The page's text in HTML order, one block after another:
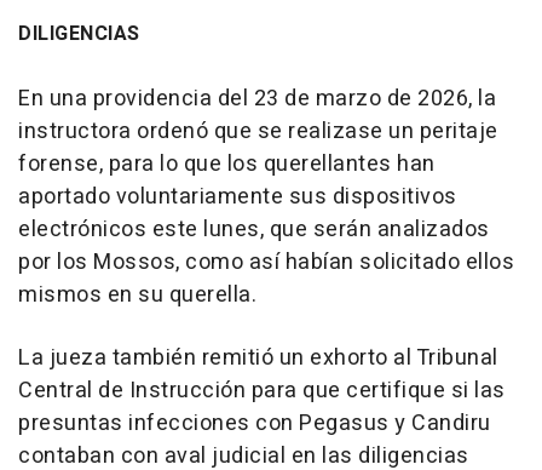
DILIGENCIAS
En una providencia del 23 de marzo de 2026, la
instructora ordenó que se realizase un peritaje
forense, para lo que los querellantes han
aportado voluntariamente sus dispositivos
electrónicos este lunes, que serán analizados
por los Mossos, como así habían solicitado ellos
mismos en su querella.
La jueza también remitió un exhorto al Tribunal
Central de Instrucción para que certifique si las
presuntas infecciones con Pegasus y Candiru
contaban con aval judicial en las diligencias